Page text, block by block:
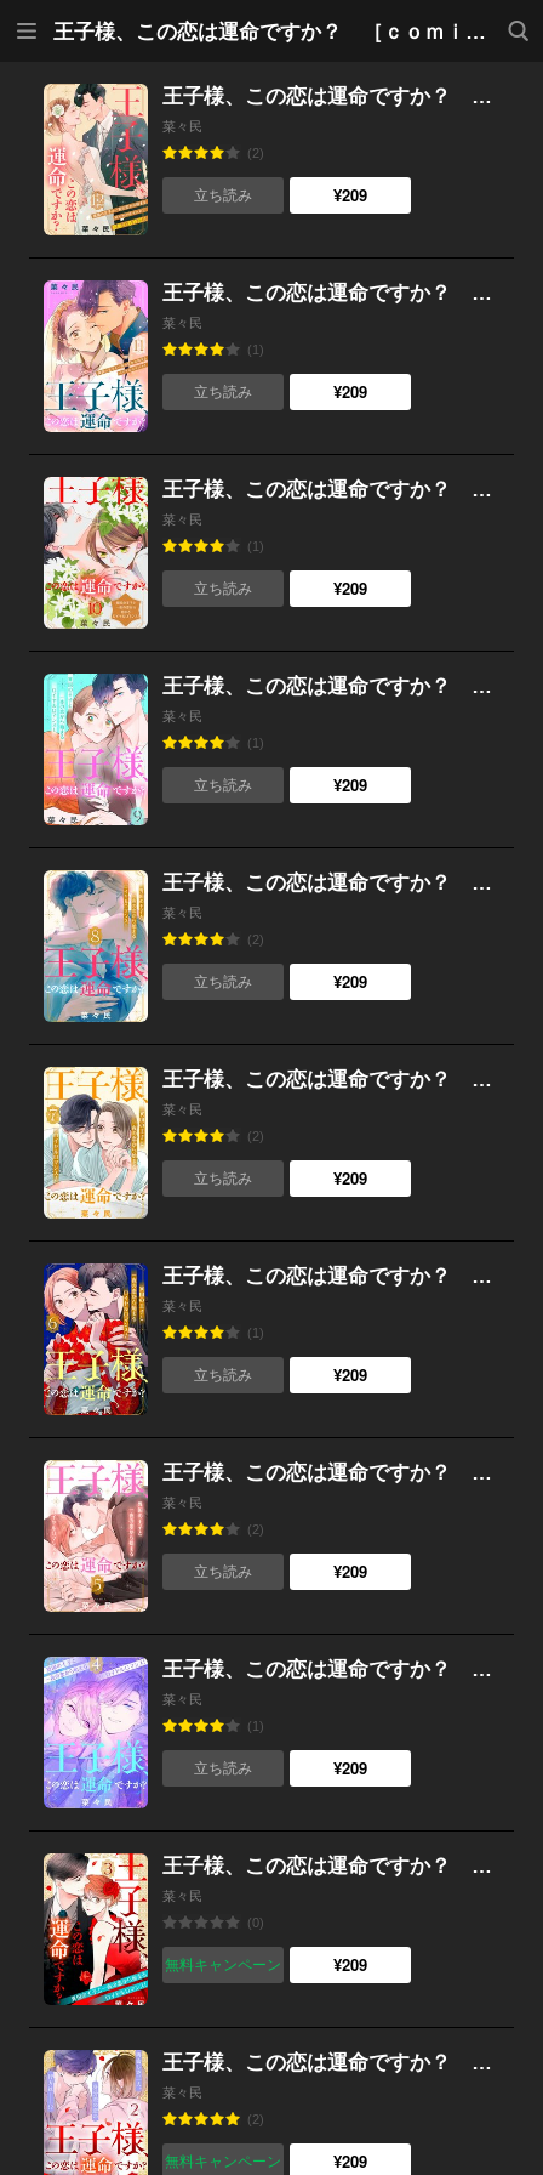
王子様、この恋は運命ですか？ ［ｃｏｍｉｃ ｔｉｎｔ］ 分冊版
検索
王子様、この恋は運命ですか？ ［ｃｏｍｉｃ ｔｉｎｔ］ 分冊版 （12）
菜々民
(2)
立ち読み ¥209
王子様、この恋は運命ですか？ ［ｃｏｍｉｃ ｔｉｎｔ］ 分冊版 （11）
菜々民
(1)
立ち読み ¥209
王子様、この恋は運命ですか？ ［ｃｏｍｉｃ ｔｉｎｔ］ 分冊版 （10）
菜々民
(1)
立ち読み ¥209
王子様、この恋は運命ですか？ ［ｃｏｍｉｃ ｔｉｎｔ］ 分冊版 （9）
菜々民
(1)
立ち読み ¥209
王子様、この恋は運命ですか？ ［ｃｏｍｉｃ ｔｉｎｔ］ 分冊版 （8）
菜々民
(2)
立ち読み ¥209
王子様、この恋は運命ですか？ ［ｃｏｍｉｃ ｔｉｎｔ］ 分冊版 （7）
菜々民
(2)
立ち読み ¥209
王子様、この恋は運命ですか？ ［ｃｏｍｉｃ ｔｉｎｔ］ 分冊版 （6）
菜々民
(1)
立ち読み ¥209
王子様、この恋は運命ですか？ ［ｃｏｍｉｃ ｔｉｎｔ］ 分冊版 （5）
菜々民
(2)
立ち読み ¥209
王子様、この恋は運命ですか？ ［ｃｏｍｉｃ ｔｉｎｔ］ 分冊版 （4）
菜々民
(1)
立ち読み ¥209
王子様、この恋は運命ですか？ ［ｃｏｍｉｃ ｔｉｎｔ］ 分冊版 （3）
菜々民
(0)
無料キャンペーン ¥209
王子様、この恋は運命ですか？ ［ｃｏｍｉｃ ｔｉｎｔ］ 分冊版 （2）
菜々民
(2)
無料キャンペーン ¥209